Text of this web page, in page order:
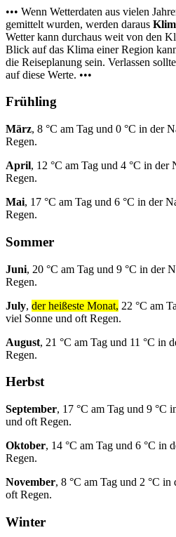
••• Wenn Wetterdaten aus vielen
gemittelt wurden, werden daraus
Wetter kann durchaus weit von den
Blick auf das Klima einer Region
die Reiseplanung sein. Verlassen
auf diese Werte. •••
Frühling
März, 8 °C am Tag und 0 °C in der
Regen.
April, 12 °C am Tag und 4 °C in der
Regen.
Mai, 17 °C am Tag und 6 °C in der
Regen.
Sommer
Juni, 20 °C am Tag und 9 °C in der
Regen.
July, der heißeste Monat, 22 °C am
viel Sonne und oft Regen.
August, 21 °C am Tag und 11 °C in
Regen.
Herbst
September, 17 °C am Tag und 9 °C
und oft Regen.
Oktober, 14 °C am Tag und 6 °C in
Regen.
November, 8 °C am Tag und 2 °C
oft Regen.
Winter